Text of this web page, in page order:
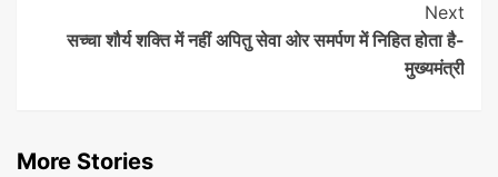
Next
सच्चा शौर्य शक्ति में नहीं अपितु सेवा ओर समर्पण में निहित होता है-
मुख्यमंत्री
More Stories